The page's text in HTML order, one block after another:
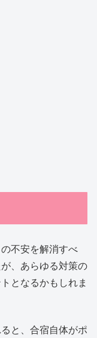
不安を解消すべ
、あらゆる対策の
となるかもしれま
と、合宿自体がポ